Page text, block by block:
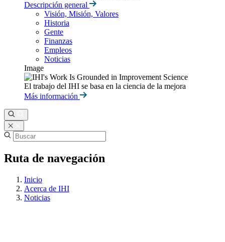
Descripción general
Visión, Misión, Valores
Historia
Gente
Finanzas
Empleos
Noticias
Image
El trabajo del IHI se basa en la ciencia de la mejora
Más información
Ruta de navegación
Inicio
Acerca de IHI
Noticias